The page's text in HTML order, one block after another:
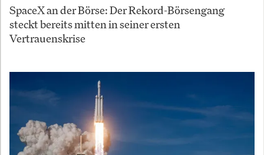
SpaceX an der Börse: Der Rekord-Börsengang
steckt bereits mitten in seiner ersten
Vertrauenskrise